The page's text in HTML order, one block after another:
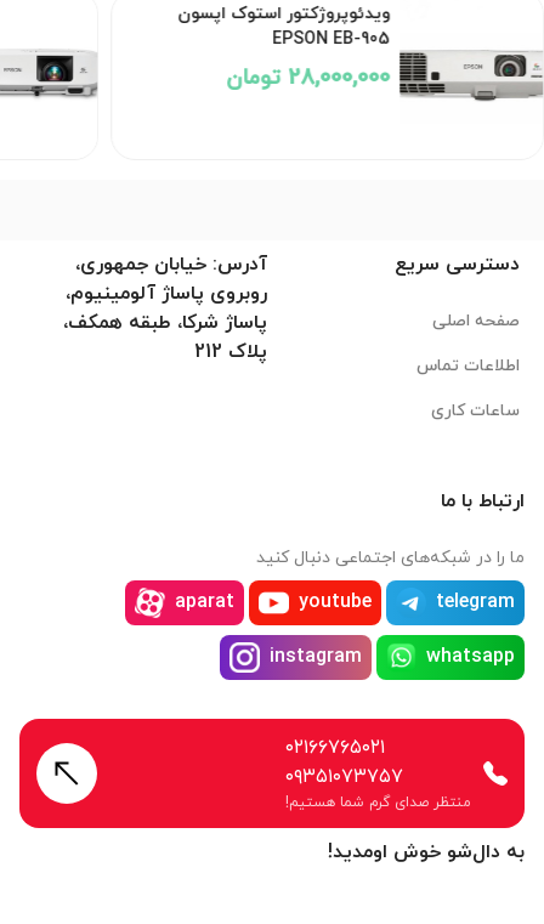
ویدئوپروژکتور استوک اپسون
EPSON EB-905
28,000,000 تومان
به دال‌شو خوش اومدید!
دسترسی سریع
صفحه اصلی
اطلاعات تماس
ساعات کاری
آدرس: خیابان جمهوری،
روبروی پاساژ آلومینیوم،
پاساژ شرکا، طبقه همکف،
پلاک 212
ارتباط با ما
ما را در شبکه‌های اجتماعی دنبال کنید
telegram
youtube
aparat
whatsapp
instagram
۰۲۱۶۶۷۶۵۰۲۱
۰۹۳۵۱۰۷۳۷۵۷
منتظر صدای گرم شما هستیم!